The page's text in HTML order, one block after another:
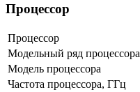
Процессор
Процессор
Модельный ряд процессора
Модель процессора
Частота процессора, ГГц